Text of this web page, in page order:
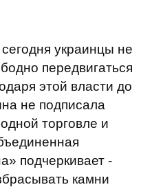
украинцы не
передвигаться
этой власти до
не подписала
торговле и
подчеркивает -
камни